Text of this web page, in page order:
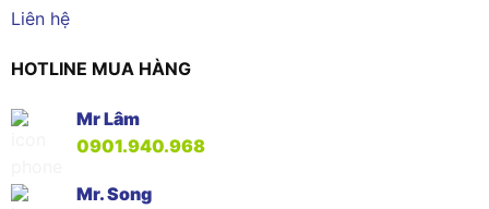
Liên hệ
HOTLINE MUA HÀNG
Mr Lâm
0901.940.968
Mr. Song